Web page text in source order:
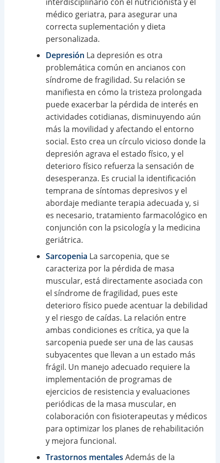
médico geriatra, para asegurar una
correcta suplementación y dieta
personalizada.
Depresión La depresión es otra
problemática común en ancianos con
síndrome de fragilidad. Su relación se
manifiesta en cómo la tristeza prolongada
puede exacerbar la pérdida de interés en
actividades cotidianas, disminuyendo aún
más la movilidad y afectando el entorno
social. Esto crea un círculo vicioso donde la
depresión agrava el estado físico, y el
deterioro físico refuerza la sensación de
desesperanza. Es crucial la identificación
temprana de síntomas depresivos y el
abordaje mediante terapia adecuada y, si
es necesario, tratamiento farmacológico en
conjunción con la psicología y la medicina
geriátrica.
Sarcopenia La sarcopenia, que se
caracteriza por la pérdida de masa
muscular, está directamente asociada con
el síndrome de fragilidad, pues este
deterioro físico puede acentuar la debilidad
y el riesgo de caídas. La relación entre
ambas condiciones es crítica, ya que la
sarcopenia puede ser una de las causas
subyacentes que llevan a un estado más
frágil. Un manejo adecuado requiere la
implementación de programas de
ejercicios de resistencia y evaluaciones
periódicas de la masa muscular, en
colaboración con fisioterapeutas y médicos
para optimizar los planes de rehabilitación
y mejora funcional.
Trastornos mentales Además de la